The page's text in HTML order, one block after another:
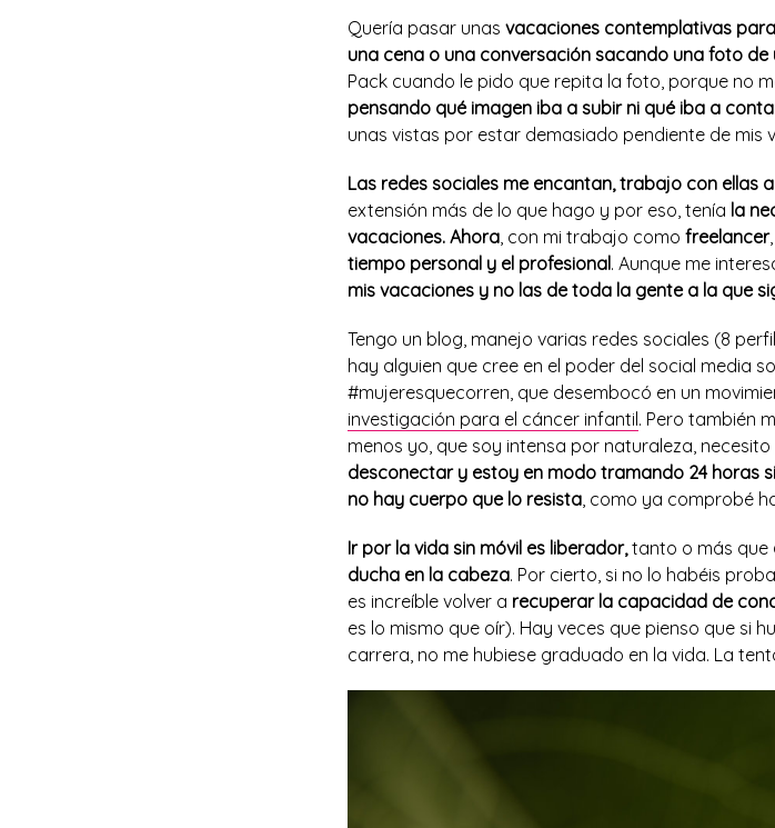
Quería pasar unas vacaciones contemplativas
una cena o una conversación sacando una foto de
Pack cuando le pido que repita la foto, porque no
pensando qué imagen iba a subir ni qué iba a
unas vistas por estar demasiado pendiente de mis
Las redes sociales me encantan, trabajo con ellas
extensión más de lo que hago y por eso, tenía la
vacaciones. Ahora, con mi trabajo como freelancer
tiempo personal y el profesional. Aunque me
mis vacaciones y no las de toda la gente a la que
Tengo un blog, manejo varias redes sociales (8
hay alguien que cree en el poder del social media
#mujeresquecorren, que desembocó en un
investigación para el cáncer infantil. Pero también
menos yo, que soy intensa por naturaleza,
desconectar y estoy en modo tramando 24 horas
no hay cuerpo que lo resista, como ya comprobé
Ir por la vida sin móvil es liberador,tanto o más que
ducha en la cabeza. Por cierto, si no lo habéis
es increíble volver a recuperar la capacidad de
es lo mismo que oír). Hay veces que pienso que si
carrera, no me hubiese graduado en la vida. La